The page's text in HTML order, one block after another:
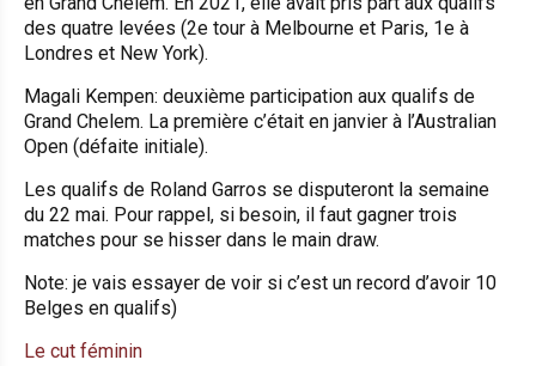
des quatre levées (2e tour à Melbourne et Paris, 1e à
Londres et New York).
Magali Kempen: deuxième participation aux qualifs de
Grand Chelem. La première c’était en janvier à l’Australian
Open (défaite initiale).
Les qualifs de Roland Garros se disputeront la semaine
du 22 mai. Pour rappel, si besoin, il faut gagner trois
matches pour se hisser dans le main draw.
Note: je vais essayer de voir si c’est un record d’avoir 10
Belges en qualifs)
Le cut féminin